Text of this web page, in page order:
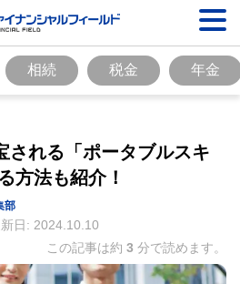
相続 税金 年金
される「ポータブルスキ
方法も紹介！
部
日: 2024.10.10
この記事は約 3 分で読めます。